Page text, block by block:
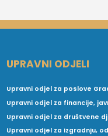
UPRAVNI ODJELI
Upravni odjel za poslove
Upravni odjel za financije,
Upravni odjel za društvene
Upravni odjel za izgradnju,